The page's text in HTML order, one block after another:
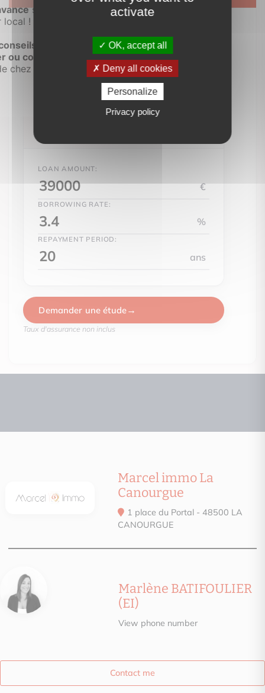
Not subject to DPE
LOAN AMOUNT:
€
BORROWING RATE:
%
REPAYMENT PERIOD:
ans
224 € / month**
Demander une étude
Taux d'assurance non inclus
Marcel immo La
Canourgue
1 place du Portal - 48500 LA
CANOURGUE
Marlène BATIFOULIER
(EI)
View phone number
Contact me
activate
OK, accept all
Deny all cookies
Personalize
Privacy policy